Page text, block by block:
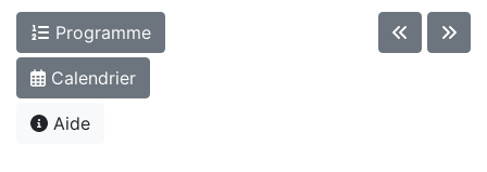
Programme
Calendrier
Aide